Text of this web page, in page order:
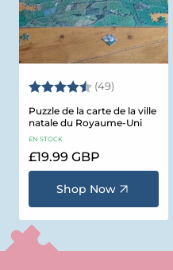
Note: (49) 4.5 sur 5
Puzzle de la carte de la ville
natale du Royaume-Uni
EN STOCK
Prix
habituel
£19.99 GBP
Shop Now